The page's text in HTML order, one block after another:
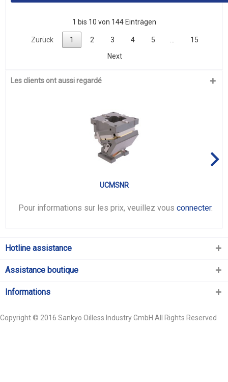
1 bis 10 von 144 Einträgen
Zurück 1 2 3 4 5
15
Next
Les clients ont aussi regardé
UCMSNR
Pour informations sur les prix, veuillez vous connecter.
Hotline assistance
Assistance boutique
Informations
Copyright © 2016 Sankyo Oilless Industry GmbH All Rights Reserved